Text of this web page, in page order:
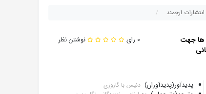
ارجمند
ها جهت
0 رای نوشتن نظر
پدیدآور(پدیدآوران) دنیس با گاروزی